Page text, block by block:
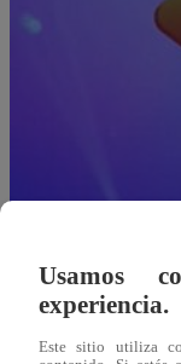
Usamos
experiencia.
Este sitio utiliza